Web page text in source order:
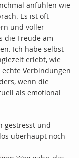
anfühlen wie
Es ist oft
und voller
die Freude am
Ich habe selbst
erlebt, wie
echte Verbindungen
wenn die
als emotional
gestresst und
überhaupt noch